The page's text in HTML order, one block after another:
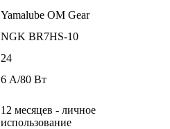
Yamalube OM Gear
NGK BR7HS-10
24
6 А/80 Вт
12 месяцев - личное
использование